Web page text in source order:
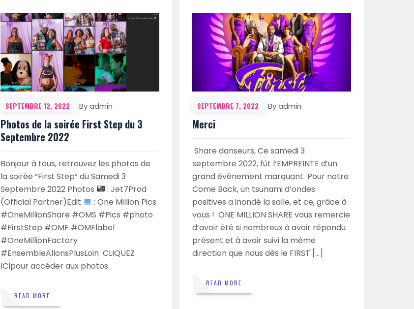
SEPTEMBRE 12, 2022 By admin
Photos de la soirée First Step du 3
Septembre 2022
Bonjour à tous, retrouvez les photos de
la soirée “First Step” du Samedi 3
Septembre 2022 Photos
: Jet7Prod
(Official Partner)Edit
: One Million Pics
#OneMillionShare #OMS #Pics #photo
#FirstStep #OMF #OMFlabel
#OneMillionFactory
#EnsembleAllonsPlusLoin CLIQUEZ
ICIpour accéder aux photos
READ MORE
SEPTEMBRE 7, 2022 By admin
Merci
Share danseurs, Ce samedi 3
septembre 2022, fût l’EMPREINTE d’un
grand évènement marquant Pour notre
Come Back, un tsunami d’ondes
positives a inondé la salle, et ce, grâce à
vous ! ONE MILLION SHARE vous remercie
d’avoir été si nombreux à avoir répondu
présent et à avoir suivi la même
direction que nous dès le FIRST […]
READ MORE